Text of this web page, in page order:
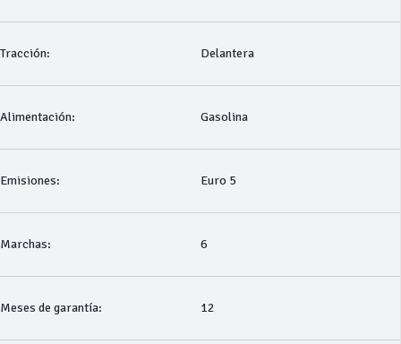
Tracción: Delantera
Alimentación: Gasolina
Emisiones: Euro 5
Marchas: 6
Meses de garantía: 12